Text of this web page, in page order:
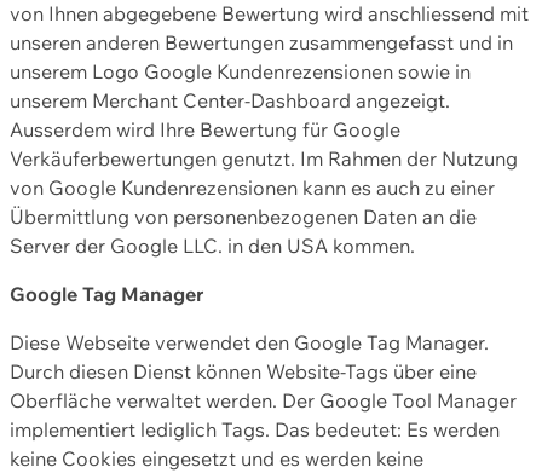
von Ihnen abgegebene Bewertung wird anschliessend mit
unseren anderen Bewertungen zusammengefasst und in
unserem Logo Google Kundenrezensionen sowie in
unserem Merchant Center-Dashboard angezeigt.
Ausserdem wird Ihre Bewertung für Google
Verkäuferbewertungen genutzt. Im Rahmen der Nutzung
von Google Kundenrezensionen kann es auch zu einer
Übermittlung von personenbezogenen Daten an die
Server der Google LLC. in den USA kommen.
Google Tag Manager
Diese Webseite verwendet den Google Tag Manager.
Durch diesen Dienst können Website-Tags über eine
Oberfläche verwaltet werden. Der Google Tool Manager
implementiert lediglich Tags. Das bedeutet: Es werden
keine Cookies eingesetzt und es werden keine